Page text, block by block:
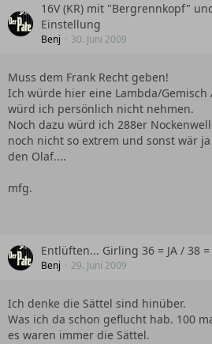
16V (KR) mit "Bergrennkopf"
Einstellung
Benj 30. Juni 2009
Muss dem Frank Recht geben!
Ich würde hier eine Lambda/Gemisch
würd ich persönlich nicht nehmen.
Noch dazu würd ich 288er
noch nicht so extrem und sonst wär
den Olaf....
mfg.
Entlüften... Girling 36 = JA / 38
Benj 29. Juni 2009
Ich denke die Sättel sind hinüber.
Was ich da schon geflucht hab. 100
es waren immer die Sättel.